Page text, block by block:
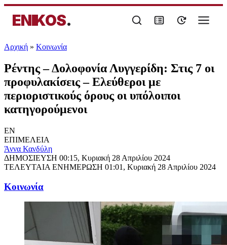
ENIKOS.
Αρχική » Κοινωνία
Ρέντης – Δολοφονία Λυγγερίδη: Στις 7 οι
προφυλακίσεις – Ελεύθεροι με
περιοριστικούς όρους οι υπόλοιποι
κατηγορούμενοι
EN
ΕΠΙΜΕΛΕΙΑ
Άννα Κανδύλη
ΔΗΜΟΣΙΕΥΣΗ 00:15, Κυριακή 28 Απριλίου 2024
ΤΕΛΕΥΤΑΙΑ ΕΝΗΜΕΡΩΣΗ 01:01, Κυριακή 28 Απριλίου 2024
Κοινωνία